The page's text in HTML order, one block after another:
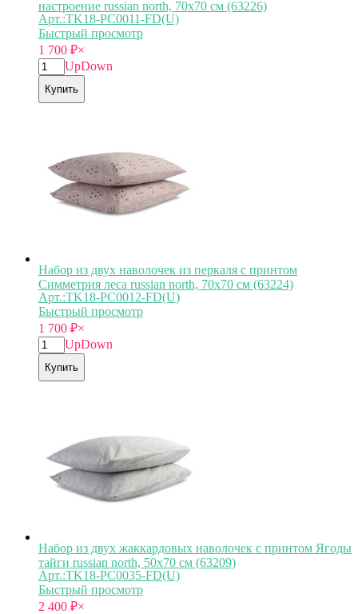
настроение russian north, 70х70 см (63226)
Арт.:TK18-PС0011-FD(U)
Быстрый просмотр
1 700 ₽×
UpDown
Купить
Набор из двух наволочек из перкаля с принтом
Симметрия леса russian north, 70х70 см (63224)
Арт.:TK18-PС0012-FD(U)
Быстрый просмотр
1 700 ₽×
UpDown
Купить
Набор из двух жаккардовых наволочек с принтом Ягоды
тайги russian north, 50х70 см (63209)
Арт.:TK18-PС0035-FD(U)
Быстрый просмотр
2 400 ₽×